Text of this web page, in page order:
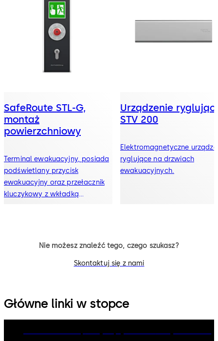
SafeRoute STL-G,
montaż
powierzchniowy
Terminal ewakuacyjny, posiada
podświetlany przycisk
ewakuacyjny oraz przełacznik
kluczykowy z wkładką
Urządzenie
STV 200
Elektromagnetyczne
ryglujące na drzwiach
ewakuacyjnych.
Nie możesz znaleźć tego, czego szukasz?
Skontaktuj się z nami
Główne linki w stopce